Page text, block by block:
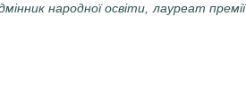
народної освіти, лауреат премії